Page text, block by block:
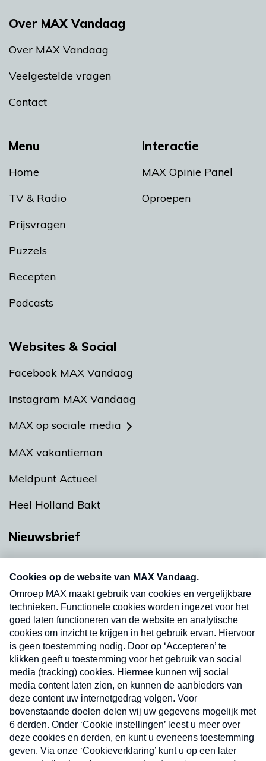
Menu
Home
TV & Radio
Prijsvragen
Puzzels
Recepten
Podcasts
Interactie
MAX Opinie Panel
Oproepen
Over MAX Vandaag
Over MAX Vandaag
Veelgestelde vragen
Contact
Websites & Social
Facebook MAX Vandaag
Instagram MAX Vandaag
MAX op sociale media
MAX vakantieman
Meldpunt Actueel
Heel Holland Bakt
Nieuwsbrief
nieuwsbrief. Elke vrijdag- en dinsdagochtend in
uw mailbox.
Verzend
Nieuwsbrief